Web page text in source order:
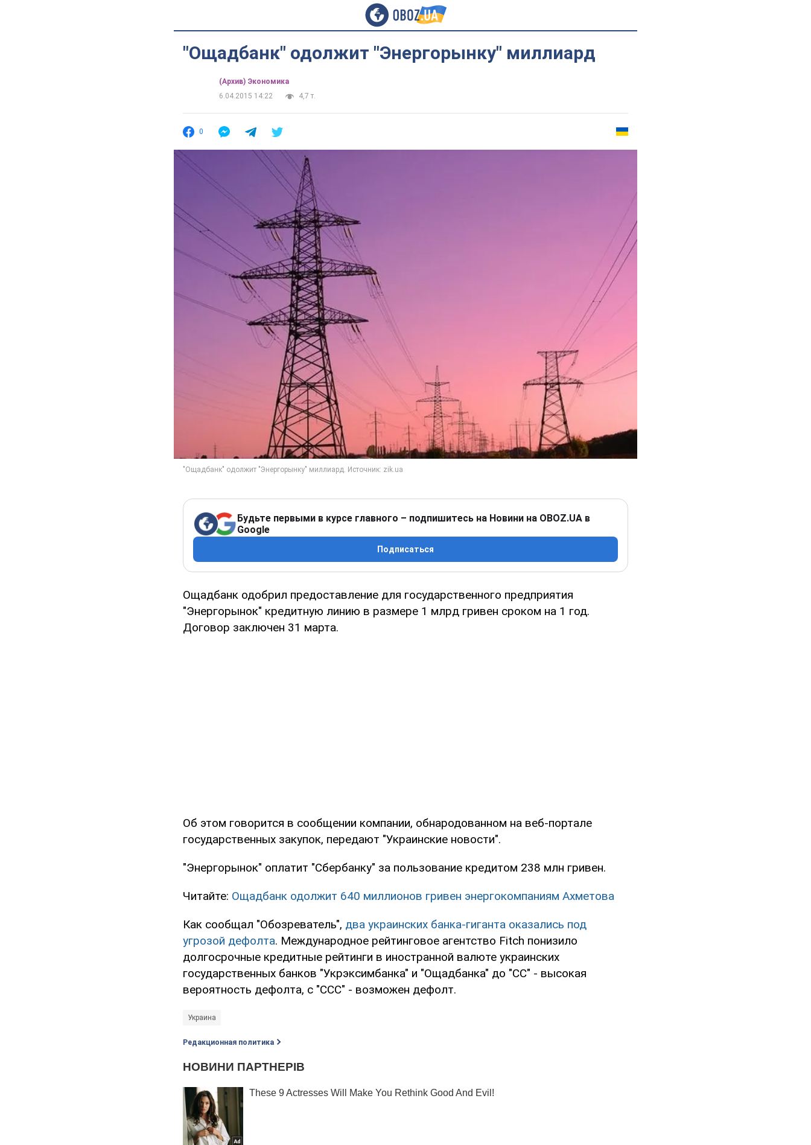
"Ощадбанк" одолжит "Энергорынку" миллиард
(Архив) Экономика
6.04.2015 14:22
4,7 т.
0
Будьте первыми в курсе главного – подпишитесь на Новини на OBOZ.UA в
Google
Подписаться
Ощадбанк одобрил предоставление для государственного предприятия
"Энергорынок" кредитную линию в размере 1 млрд гривен сроком на 1 год.
Договор заключен 31 марта.
Об этом говорится в сообщении компании, обнародованном на веб-портале
государственных закупок, передают "Украинские новости".
"Энергорынок" оплатит "Сбербанку" за пользование кредитом 238 млн гривен.
Читайте: Ощадбанк одолжит 640 миллионов гривен энергокомпаниям Ахметова
Как сообщал "Обозреватель", два украинских банка-гиганта оказались под
угрозой дефолта. Международное рейтинговое агентство Fitch понизило
долгосрочные кредитные рейтинги в иностранной валюте украинских
государственных банков "Укрэксимбанка" и "Ощадбанка" до "CC" - высокая
вероятность дефолта, с "CCС" - возможен дефолт.
Украина
Редакционная политика